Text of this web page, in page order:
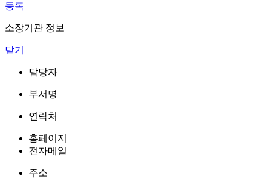
등록
소장기관 정보
닫기
담당자
부서명
연락처
홈페이지
전자메일
주소